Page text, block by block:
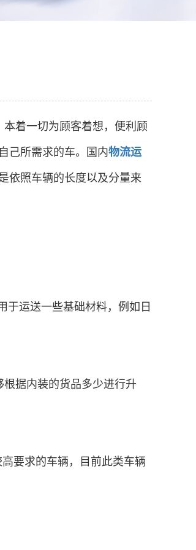
着一切为顾客着想，便利顾
己所需求的车。 国内物流运
依照车辆的长度以及分量来
于运送一些基础材料，例如日
据内装的货品多少进行升
要求的车辆，目前此类车辆